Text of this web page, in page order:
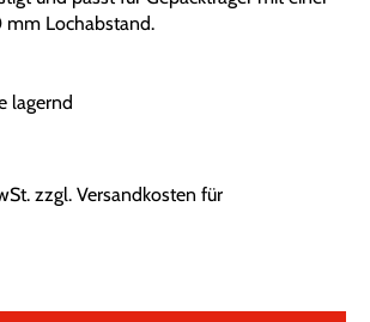
Lochabstand.
lagernd
zzgl. Versandkosten für